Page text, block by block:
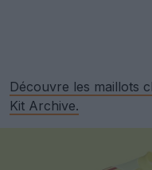
Découvre les maillots
Kit Archive.